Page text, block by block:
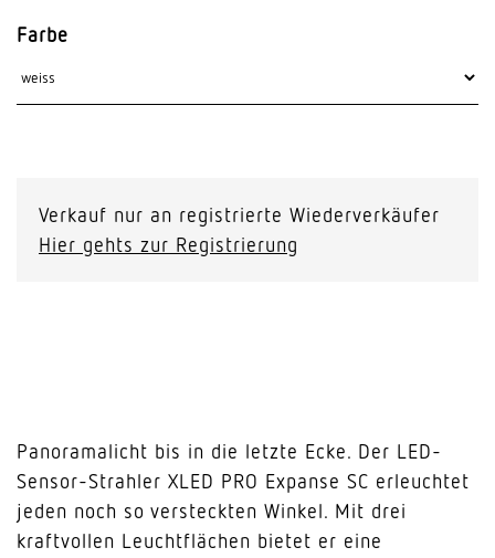
Farbe
Verkauf nur an registrierte Wiederverkäufer
Hier gehts zur Registrierung
Panoramalicht bis in die letzte Ecke. Der LED-
Sensor-Strahler XLED PRO Expanse SC erleuchtet
jeden noch so versteckten Winkel. Mit drei
kraftvollen Leuchtflächen bietet er eine